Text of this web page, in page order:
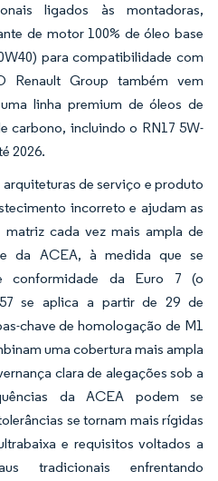
ligados às montadoras,
de motor 100% de óleo base
para compatibilidade com
Renault Group também vem
linha premium de óleos de
carbono, incluindo o RN17 5W-
2026.
de serviço e produto
incorreto e ajudam as
cada vez mais ampla de
da ACEA, à medida que se
conformidade da Euro 7 (o
se aplica a partir de 29 de
chave de homologação de M1
uma cobertura mais ampla
clara de alegações sob a
da ACEA podem se
se tornam mais rígidas
e requisitos voltados a
tradicionais enfrentando